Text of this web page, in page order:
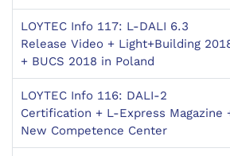
LOYTEC Info 117: L-DALI 6.3
Release Video + Light+Building
+ BUCS 2018 in Poland
LOYTEC Info 116: DALI-2
Certification + L-Express Magazine
New Competence Center